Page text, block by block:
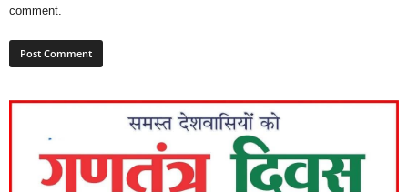
comment.